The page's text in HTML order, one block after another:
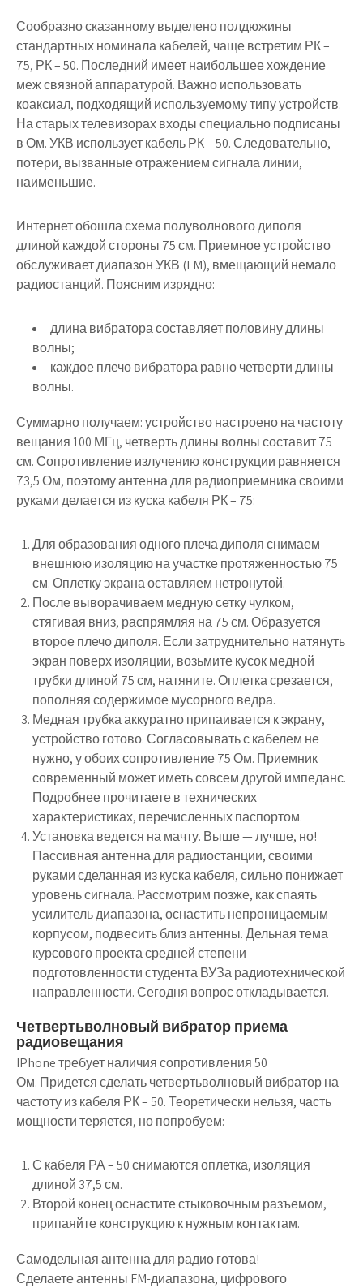
Сообразно сказанному выделено полдюжины
стандартных номинала кабелей, чаще встретим РК –
75, РК – 50. Последний имеет наибольшее хождение
меж связной аппаратурой. Важно использовать
коаксиал, подходящий используемому типу устройств.
На старых телевизорах входы специально подписаны
в Ом. УКВ использует кабель РК – 50. Следовательно,
потери, вызванные отражением сигнала линии,
наименьшие.
Интернет обошла схема полуволнового диполя
длиной каждой стороны 75 см. Приемное устройство
обслуживает диапазон УКВ (FM), вмещающий немало
радиостанций. Поясним изрядно:
длина вибратора составляет половину длины
волны;
каждое плечо вибратора равно четверти длины
волны.
Суммарно получаем: устройство настроено на частоту
вещания 100 МГц, четверть длины волны составит 75
см. Сопротивление излучению конструкции равняется
73,5 Ом, поэтому антенна для радиоприемника своими
руками делается из куска кабеля РК – 75:
Для образования одного плеча диполя снимаем
внешнюю изоляцию на участке протяженностью 75
см. Оплетку экрана оставляем нетронутой.
После выворачиваем медную сетку чулком,
стягивая вниз, распрямляя на 75 см. Образуется
второе плечо диполя. Если затруднительно натянуть
экран поверх изоляции, возьмите кусок медной
трубки длиной 75 см, натяните. Оплетка срезается,
пополняя содержимое мусорного ведра.
Медная трубка аккуратно припаивается к экрану,
устройство готово. Согласовывать с кабелем не
нужно, у обоих сопротивление 75 Ом. Приемник
современный может иметь совсем другой импеданс.
Подробнее прочитаете в технических
характеристиках, перечисленных паспортом.
Установка ведется на мачту. Выше — лучше, но!
Пассивная антенна для радиостанции, своими
руками сделанная из куска кабеля, сильно понижает
уровень сигнала. Рассмотрим позже, как спаять
усилитель диапазона, оснастить непроницаемым
корпусом, подвесить близ антенны. Дельная тема
курсового проекта средней степени
подготовленности студента ВУЗа радиотехнической
направленности. Сегодня вопрос откладывается.
Четвертьволновый вибратор приема
радиовещания
IPhone требует наличия сопротивления 50
Ом. Придется сделать четвертьволновый вибратор на
частоту из кабеля РК – 50. Теоретически нельзя, часть
мощности теряется, но попробуем:
С кабеля РА – 50 снимаются оплетка, изоляция
длиной 37,5 см.
Второй конец оснастите стыковочным разъемом,
припаяйте конструкцию к нужным контактам.
Самодельная антенна для радио готова!
Сделаете антенны FM-диапазона, цифрового